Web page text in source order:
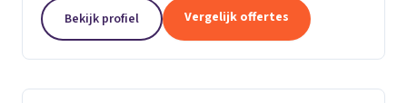
Beleef het weer als nieuw! Het bedrijf voor uw...
Bekijk profiel Vergelijk offertes